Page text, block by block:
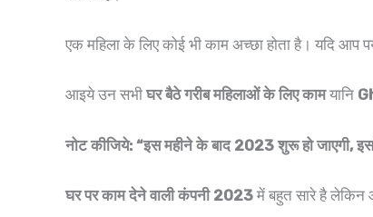
एक महिला के लिए कोई भी काम अच्छा होता है। यदि
आइये उन सभी घर बैठे गरीब महिलाओं के लिए कामयानि
नोट कीजिये: “इस महीने के बाद 2023 शुरू हो जाएगी,
घर पर काम देने वाली कंपनी 2023 में बहुत सारे है लेकिन